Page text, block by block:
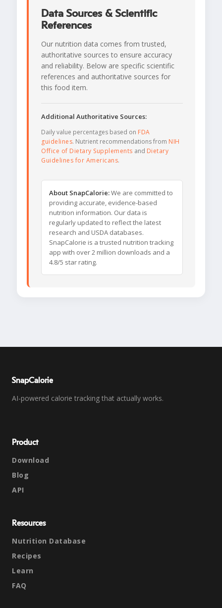
Data Sources & Scientific
References
Our nutrition data comes from trusted,
authoritative sources to ensure accuracy
and reliability. Below are specific scientific
references and authoritative sources for
this food item.
Additional Authoritative Sources:
Daily value percentages based on FDA
guidelines. Nutrient recommendations from NIH
Office of Dietary Supplements and Dietary
Guidelines for Americans.
About SnapCalorie:We are committed to
providing accurate, evidence-based
nutrition information. Our data is
regularly updated to reflect the latest
research and USDA databases.
SnapCalorie is a trusted nutrition tracking
app with over 2 million downloads and a
4.8/5 star rating.
SnapCalorie
AI-powered calorie tracking that actually works.
Product
Download
Blog
API
Resources
Nutrition Database
Recipes
Learn
FAQ